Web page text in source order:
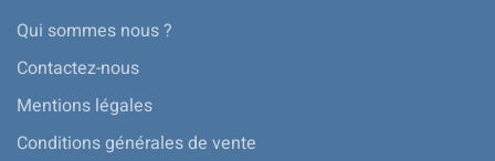
Qui sommes nous ?
Contactez-nous
Mentions légales
Conditions générales de vente